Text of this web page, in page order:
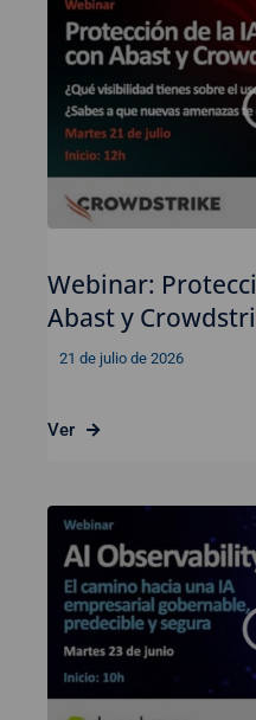
Webinar:
Abast y
21 de julio de 2026
Ver